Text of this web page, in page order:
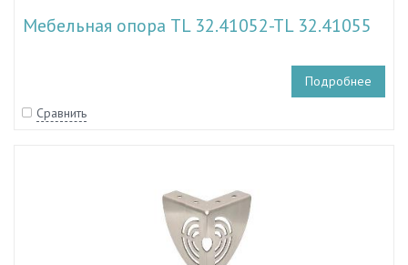
Мебельная опора TL 32.41052-TL 32.41055
Подробнее
Сравнить